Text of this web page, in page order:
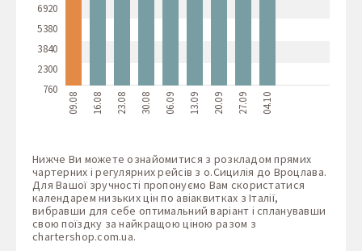
6920
5380
3840
2300
760
09.08 16.08 23.08 30.08 06.09 13.09 20.09 27.09 04.10
Нижче Ви можете ознайомитися з розкладом прямих
чартерних і регулярних рейсів з о.Сицилія до Вроцлава.
Для Вашої зручності пропонуємо Вам скористатися
календарем низьких цін по авіаквитках з Італії,
вибравши для себе оптимальний варіант і спланувавши
свою поїздку за найкращою ціною разом з
chartershop.com.ua.